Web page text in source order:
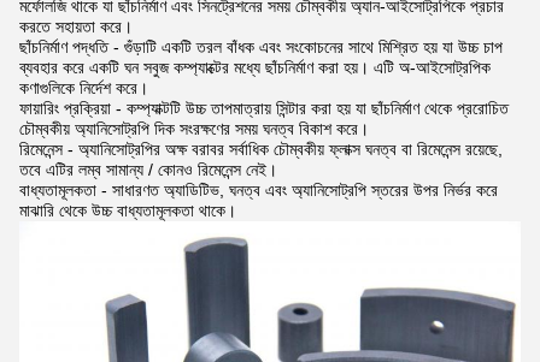
মর্ফোলজি থাকে যা ছাঁচনির্মাণ এবং সিনট্রেশনের সময় চৌম্বকীয় অ্যান-আইসোট্রপিকে প্রচার
করতে সহায়তা করে।
ছাঁচনির্মাণ পদ্ধতি - গুঁড়াটি একটি তরল বাঁধক এবং সংকোচনের সাথে মিশ্রিত হয় যা উচ্চ চাপ
ব্যবহার করে একটি ঘন সবুজ কম্প্যাক্টের মধ্যে ছাঁচনির্মাণ করা হয়। এটি অ-আইসোট্রপিক
কণাগুলিকে নির্দেশ করে।
ফায়ারিং প্রক্রিয়া - কম্প্যাক্টটি উচ্চ তাপমাত্রায় সিন্টার করা হয় যা ছাঁচনির্মাণ থেকে প্ররোচিত
চৌম্বকীয় অ্যানিসোট্রপি দিক সংরক্ষণের সময় ঘনত্ব বিকাশ করে।
রিমেনেন্স - অ্যানিসোট্রপির অক্ষ বরাবর সর্বাধিক চৌম্বকীয় ফ্লাক্স ঘনত্ব বা রিমেনেন্স রয়েছে,
তবে এটির লম্ব সামান্য / কোনও রিমেনেন্স নেই।
বাধ্যতামূলকতা - সাধারণত অ্যাডিটিভ, ঘনত্ব এবং অ্যানিসোট্রপি স্তরের উপর নির্ভর করে
মাঝারি থেকে উচ্চ বাধ্যতামূলকতা থাকে।